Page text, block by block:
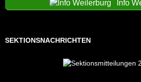
Info
SEKTIONSNACHRICHTEN